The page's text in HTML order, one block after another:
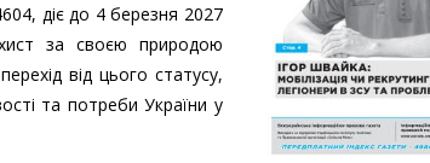
діє до 4 березня 2027
за своєю природою
від цього статусу,
та потреби України у